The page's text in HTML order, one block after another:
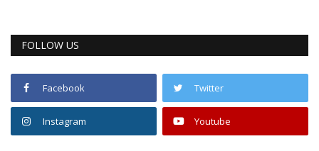
FOLLOW US
Facebook Twitter
Instagram Youtube